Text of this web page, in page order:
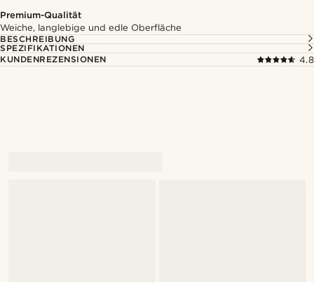
Premium-Qualität
Weiche, langlebige und edle Oberfläche
BESCHREIBUNG
SPEZIFIKATIONEN
KUNDENREZENSIONEN
4.8